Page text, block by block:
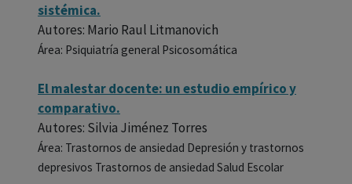
sistémica.
Autores: Mario Raul Litmanovich
Área: Psiquiatría general Psicosomática
El malestar docente: un estudio empírico y
comparativo.
Autores: Silvia Jiménez Torres
Área: Trastornos de ansiedad Depresión y trastornos
depresivos Trastornos de ansiedad Salud Escolar